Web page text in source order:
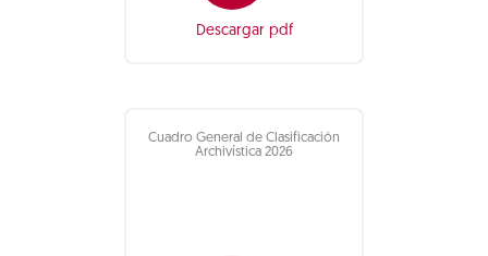
Descargar pdf
Cuadro General de Clasificación
Archivística 2026